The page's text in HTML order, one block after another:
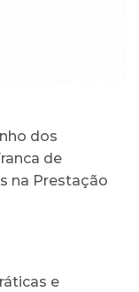
dos
de
na Prestação
e